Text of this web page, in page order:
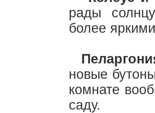
рады
более
новые
комнате
саду.